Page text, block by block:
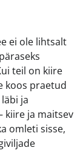
ei ole lihtsalt
teil on kiire
koos praetud
ja
kiire ja maitsev
omleti sisse,